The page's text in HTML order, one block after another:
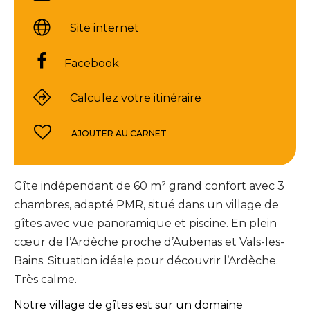
Gîte indépendant de 60 m² grand confort avec 3
chambres, adapté PMR, situé dans un village de
gîtes avec vue panoramique et piscine. En plein
cœur de l’Ardèche proche d’Aubenas et Vals-les-
Bains. Situation idéale pour découvrir l’Ardèche.
Très calme.
Notre village de gîtes est sur un domaine
Site internet
Facebook
Calculez votre itinéraire
AJOUTER AU CARNET